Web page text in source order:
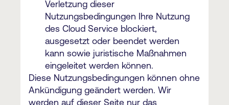
Verletzung dieser
Nutzungsbedingungen Ihre Nutzung
des Cloud Service blockiert,
ausgesetzt oder beendet werden
kann sowie juristische Maßnahmen
eingeleitet werden können.
Diese Nutzungsbedingungen können ohne
Ankündigung geändert werden. Wir
werden auf dieser Seite nur das